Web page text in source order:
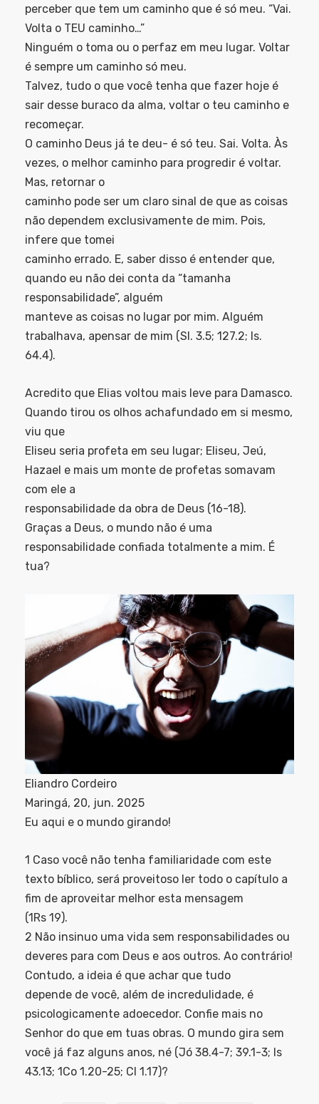
perceber que tem um caminho que é só meu. “Vai.
Volta o TEU caminho…”
Ninguém o toma ou o perfaz em meu lugar. Voltar
é sempre um caminho só meu.
Talvez, tudo o que você tenha que fazer hoje é
sair desse buraco da alma, voltar o teu caminho e
recomeçar.
O caminho Deus já te deu- é só teu. Sai. Volta. Às
vezes, o melhor caminho para progredir é voltar.
Mas, retornar o
caminho pode ser um claro sinal de que as coisas
não dependem exclusivamente de mim. Pois,
infere que tomei
caminho errado. E, saber disso é entender que,
quando eu não dei conta da “tamanha
responsabilidade”, alguém
manteve as coisas no lugar por mim. Alguém
trabalhava, apensar de mim (Sl. 3.5; 127.2; Is.
64.4).
Acredito que Elias voltou mais leve para Damasco.
Quando tirou os olhos achafundado em si mesmo,
viu que
Eliseu seria profeta em seu lugar; Eliseu, Jeú,
Hazael e mais um monte de profetas somavam
com ele a
responsabilidade da obra de Deus (16-18).
Graças a Deus, o mundo não é uma
responsabilidade confiada totalmente a mim. É
tua?
Eliandro Cordeiro
Maringá, 20, jun. 2025
Eu aqui e o mundo girando!
1 Caso você não tenha familiaridade com este
texto bíblico, será proveitoso ler todo o capítulo a
fim de aproveitar melhor esta mensagem
(1Rs 19).
2 Não insinuo uma vida sem responsabilidades ou
deveres para com Deus e aos outros. Ao contrário!
Contudo, a ideia é que achar que tudo
depende de você, além de incredulidade, é
psicologicamente adoecedor. Confie mais no
Senhor do que em tuas obras. O mundo gira sem
você já faz alguns anos, né (Jó 38.4-7; 39.1-3; Is
43.13; 1Co 1.20-25; Cl 1.17)?